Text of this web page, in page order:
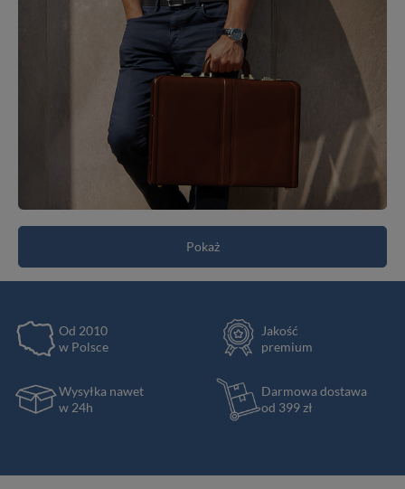
Pokaż
Od 2010
w Polsce
Jakość
premium
Wysyłka nawet
w 24h
Darmowa dostawa
od 399 zł